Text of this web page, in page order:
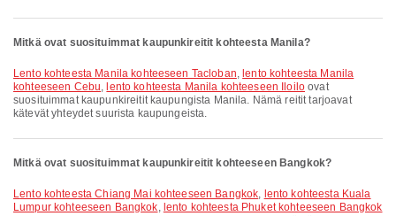
Mitkä ovat suosituimmat kaupunkireitit kohteesta Manila?
lento kohteesta Manila kohteeseen Tacloban, lento kohteesta Manila
kohteeseen Cebu, lento kohteesta Manila kohteeseen Iloilo ovat
suosituimmat kaupunkireitit kaupungista Manila. Nämä reitit tarjoavat
kätevät yhteydet suurista kaupungeista.
Mitkä ovat suosituimmat kaupunkireitit kohteeseen Bangkok?
lento kohteesta Chiang Mai kohteeseen Bangkok, lento kohteesta Kuala
Lumpur kohteeseen Bangkok, lento kohteesta Phuket kohteeseen Bangkok